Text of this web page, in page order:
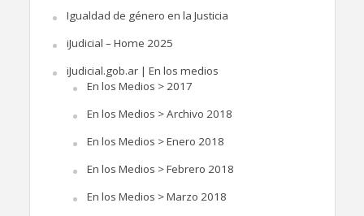
Igualdad de género en la Justicia
iJudicial – Home 2025
iJudicial.gob.ar | En los medios
En los Medios > 2017
En los Medios > Archivo 2018
En los Medios > Enero 2018
En los Medios > Febrero 2018
En los Medios > Marzo 2018